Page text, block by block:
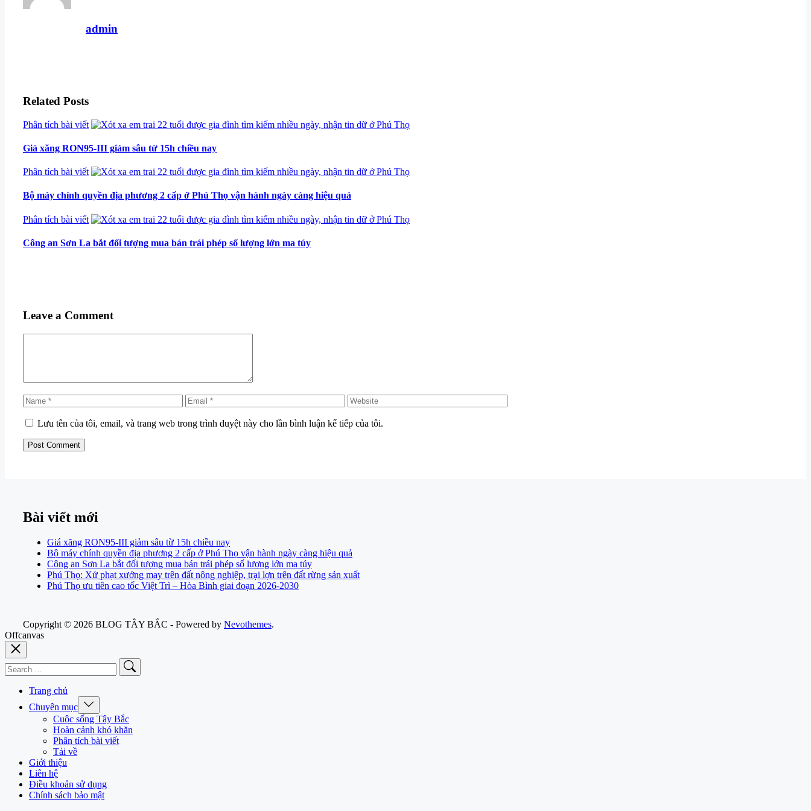
admin
Related Posts
Categories
Phân tích bài viết
Giá xăng RON95-III giảm sâu từ 15h chiều nay
Categories
Phân tích bài viết
Bộ máy chính quyền địa phương 2 cấp ở Phú Thọ vận hành ngày càng hiệu quả
Categories
Phân tích bài viết
Công an Sơn La bắt đối tượng mua bán trái phép số lượng lớn ma túy
Leave a Comment
Name Email Website
Lưu tên của tôi, email, và trang web trong trình duyệt này cho lần bình luận kế tiếp của tôi.
Bài viết mới
Giá xăng RON95-III giảm sâu từ 15h chiều nay
Bộ máy chính quyền địa phương 2 cấp ở Phú Thọ vận hành ngày càng hiệu quả
Công an Sơn La bắt đối tượng mua bán trái phép số lượng lớn ma túy
Phú Thọ: Xử phạt xưởng may trên đất nông nghiệp, trại lợn trên đất rừng sản xuất
Phú Thọ ưu tiên cao tốc Việt Trì – Hòa Bình giai đoạn 2026-2030
Copyright © 2026 BLOG TÂY BẮC - Powered by Nevothemes.
Offcanvas
Search
for:
Trang chủ
Chuyên mục
/
Collapse
Cuộc sống Tây Bắc
Hoàn cảnh khó khăn
Phân tích bài viết
Tải về
Giới thiệu
Liên hệ
Điều khoản sử dụng
Chính sách bảo mật